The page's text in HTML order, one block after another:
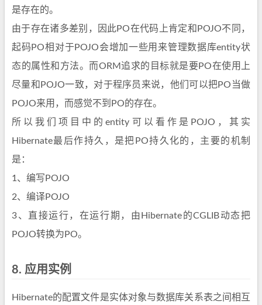
是存在的。
由于存在诸多差别，因此PO在代码上肯定和POJO不同，
起码PO相对于POJO会增加一些用来管理数据库entity状
态的属性和方法。而ORM追求的目标就是要PO在使用上
尽量和POJO一致，对于程序员来说，他们可以把PO当做
POJO来用，而感觉不到PO的存在。
所以我们项目中的entity可以看作是POJO，其实
Hibernate最后作持久，是把PO持久化的，主要的机制
是：
1、编写POJO
2、编译POJO
3、直接运行，在运行期，由Hibernate的CGLIB动态把
POJO转换为PO。
8. 应用实例
Hibernate的配置文件是实体对象与数据库关系表之间相互